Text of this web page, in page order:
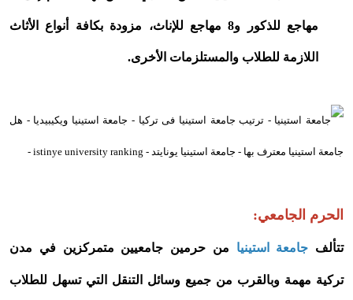
مهاجع للذكور و8 مهاجع للإناث، مزودة بكافة أنواع الأثاث
اللازمة للطلاب والمستلزمات الأخرى.
الحرم الجامعي:
تتألف جامعة استينيا من حرمين جامعيين متمركزين في مدن
تركية مهمة وبالقرب من جميع وسائل التنقل التي تسهل للطلاب